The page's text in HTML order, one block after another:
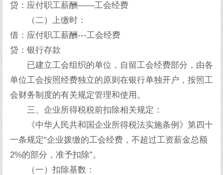
贷：应付职工薪酬——工会经费
（二）上缴时：
借：应付职工薪酬---工会经费
贷：银行存款
已建立工会组织的单位，自留工会经费部分，由各
单位工会按照经费独立的原则在银行单独开户，按照工
会财务制度的有关规定管理和使用。
三、企业所得税税前扣除相关规定：
《中华人民共和国企业所得税法实施条例》第四十
一条规定“企业拨缴的工会经费，不超过工资薪金总额
2%的部分，准予扣除”。
（一）扣除基数：